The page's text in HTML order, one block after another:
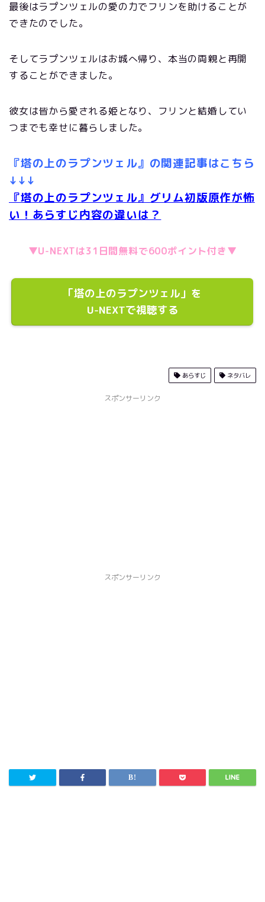
最後はラプンツェルの愛の力でフリンを助けることが
できたのでした。
そしてラプンツェルはお城へ帰り、本当の両親と再開
することができました。
彼女は皆から愛される姫となり、フリンと結婚してい
つまでも幸せに暮らしました。
『塔の上のラプンツェル』の関連記事はこちら
↓↓↓
『塔の上のラプンツェル』グリム初版原作が怖
い！あらすじ内容の違いは？
▼U-NEXTは31日間無料で600ポイント付き▼
「塔の上のラプンツェル」を
U-NEXTで視聴する
あらすじ ネタバレ
スポンサーリンク
スポンサーリンク